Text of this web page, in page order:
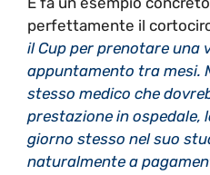
perfettamente il
il Cup per prenotare una
appuntamento tra mesi.
stesso medico che
prestazione in ospedale,
giorno stesso nel suo
naturalmente a